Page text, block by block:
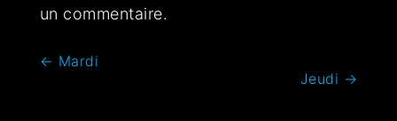
un commentaire.
← Mardi
Jeudi →